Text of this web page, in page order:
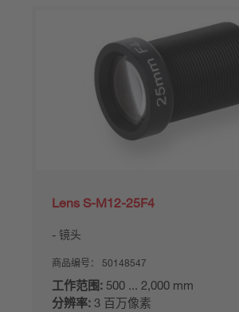
Lens S-M12-25F4
镜头
商品编号： 50148547
工作范围: 500 ... 2,000 mm
分辨率: 3 百万像素